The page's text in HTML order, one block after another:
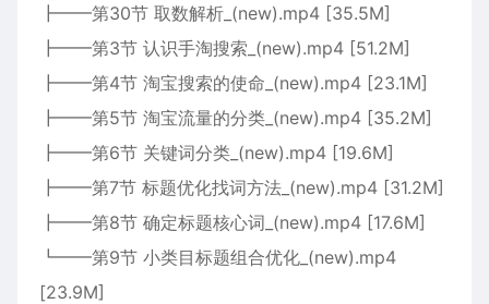
┣━━第30节 取数解析_(new).mp4 [35.5M]
┣━━第3节 认识手淘搜索_(new).mp4 [51.2M]
┣━━第4节 淘宝搜索的使命_(new).mp4 [23.1M]
┣━━第5节 淘宝流量的分类_(new).mp4 [35.2M]
┣━━第6节 关键词分类_(new).mp4 [19.6M]
┣━━第7节 标题优化找词方法_(new).mp4 [31.2M]
┣━━第8节 确定标题核心词_(new).mp4 [17.6M]
┗━━第9节 小类目标题组合优化_(new).mp4
[23.9M]